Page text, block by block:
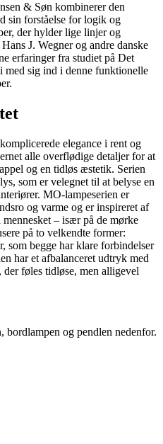
& Søn kombinerer den
sin forståelse for logik og
der hylder lige linjer og
J. Wegner og andre danske
erfaringer fra studiet på Det
med sig ind i denne funktionelle
elegance i rent og
alle overflødige detaljer for at
og en tidløs æstetik. Serien
som er velegnet til at belyse en
MO-lampeserien er
og varme og er inspireret af
– især på de mørke
på to velkendte former:
som begge har klare forbindelser
har et afbalanceret udtryk med
føles tidløse, men alligevel
og pendlen nedenfor.